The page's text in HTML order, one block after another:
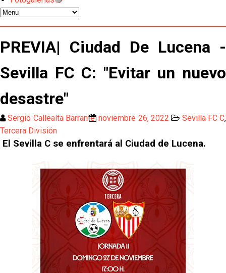
Los contratiempos para García Plaza por la mala
gestión de un inválido Consejo
El Sevilla C se queda en Tercera Federación
Atlético y Getafe agitan el mercado de LaLiga
Luis García Plaza: No sufrir ya es un paso adelante
El Sevilla FC plantea ampliar hasta cinco fichajes
más antes del cierre
Djibril Sow pone rumbo a Italia para firmar su nuevo
contrato con el Genoa
Kochorashvili, seria opción para reforzar el centro
del campo sevillista
Sow muy cerca de cerrar su traspaso al Genoa
Oso es el siguiente en la lista para salir
PREVIA| Ciudad De Lucena -
Sevilla FC C: "Evitar un nuevo
desastre"
Sergio Callealta Barrante noviembre 26, 2022 Sevilla FC C,
Tercera División
El Sevilla C se enfrentará al Ciudad de Lucena.